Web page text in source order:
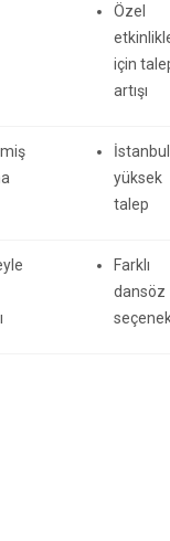
Özel
için
artışı
yüksek
talep
Farklı
dansöz